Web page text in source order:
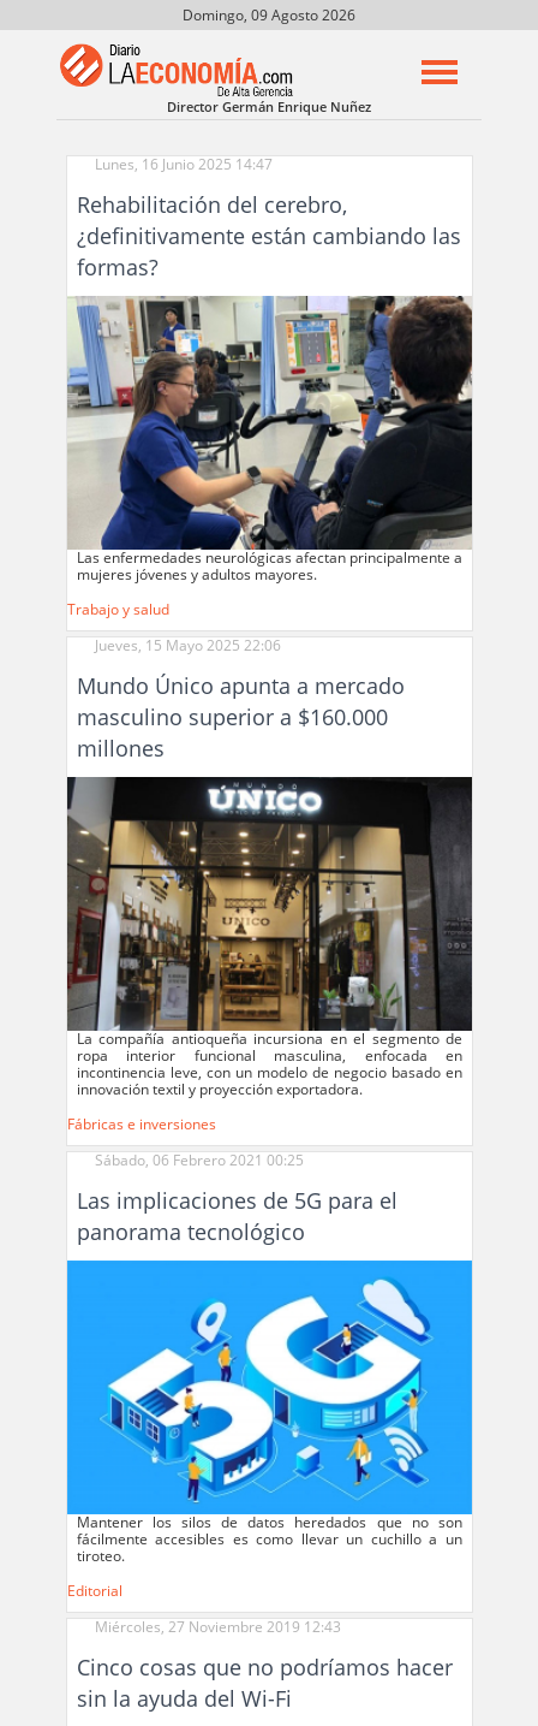
Domingo, 09 Agosto 2026
Director Germán Enrique Nuñez
Lunes, 16 Junio 2025 14:47
Rehabilitación del cerebro,
¿definitivamente están cambiando las
formas?
Las enfermedades neurológicas afectan principalmente a
mujeres jóvenes y adultos mayores.
Trabajo y salud
Jueves, 15 Mayo 2025 22:06
Mundo Único apunta a mercado
masculino superior a $160.000
millones
La compañía antioqueña incursiona en el segmento de
ropa interior funcional masculina, enfocada en
incontinencia leve, con un modelo de negocio basado en
innovación textil y proyección exportadora.
Fábricas e inversiones
Sábado, 06 Febrero 2021 00:25
Las implicaciones de 5G para el
panorama tecnológico
Mantener los silos de datos heredados que no son
fácilmente accesibles es como llevar un cuchillo a un
tiroteo.
Editorial
Miércoles, 27 Noviembre 2019 12:43
Cinco cosas que no podríamos hacer
sin la ayuda del Wi-Fi